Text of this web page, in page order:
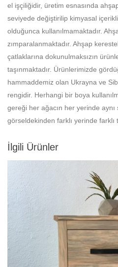
el işçiliğidir, üretim esnasında
seviyede değiştirilip kimyasal
olduğunca kullanılmamaktadır.
zımparalanmaktadır. Ahşap
çatlaklarına dokunulmaksızın
taşınmaktadır. Ürünlerimizde
hammaddemiz olan Ukrayna ve
rengidir. Herhangi bir boya
gereği her ağacın her yerinde aynı
görseldekinden farklı yerinde farklı
İlgili Ürünler